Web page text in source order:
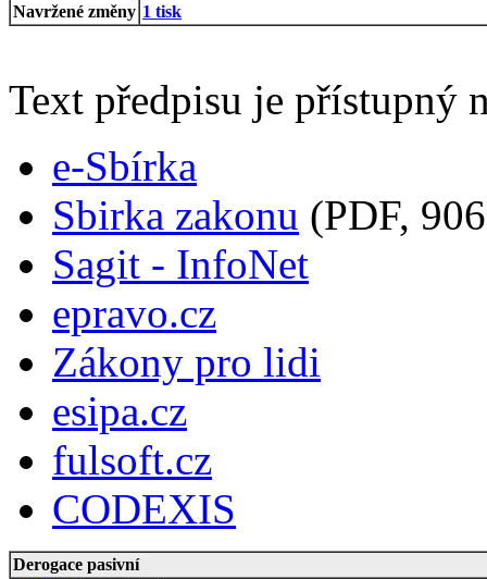
Navržené změny 1 tisk
Text předpisu je přístupný
e-Sbírka
Sbirka zakonu (PDF,
Sagit - InfoNet
epravo.cz
Zákony pro lidi
esipa.cz
fulsoft.cz
CODEXIS
Derogace pasivní